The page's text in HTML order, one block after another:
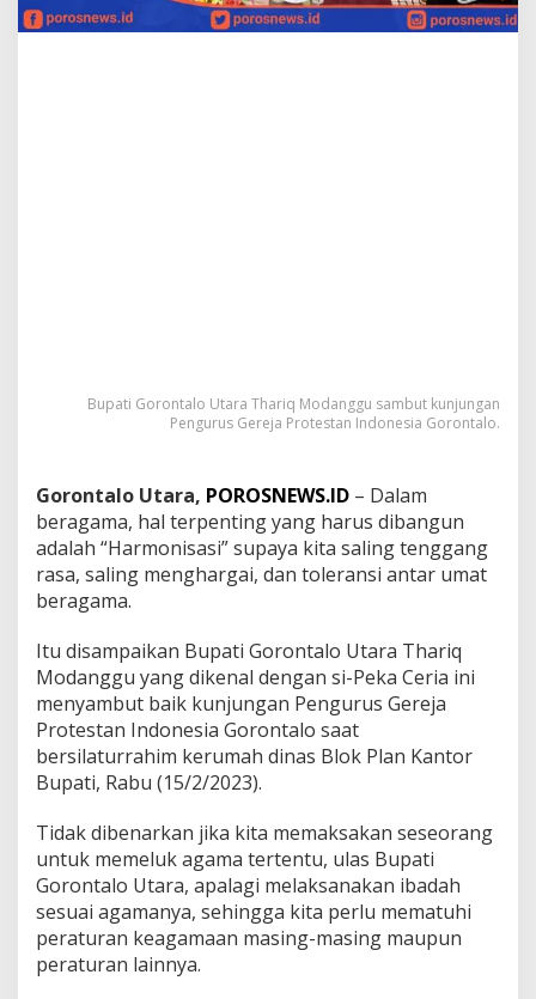
:
B
t
i
M
e
m
b
a
u
n
H
a
r
m
o
s
a
Bupati Gorontalo Utara Thariq Modanggu sambut kunjungan
Pengurus Gereja Protestan Indonesia Gorontalo.
Gorontalo Utara, POROSNEWS.ID – Dalam
beragama, hal terpenting yang harus dibangun
adalah “Harmonisasi” supaya kita saling tenggang
rasa, saling menghargai, dan toleransi antar umat
beragama.
Itu disampaikan Bupati Gorontalo Utara Thariq
Modanggu yang dikenal dengan si-Peka Ceria ini
menyambut baik kunjungan Pengurus Gereja
Protestan Indonesia Gorontalo saat
bersilaturrahim kerumah dinas Blok Plan Kantor
Bupati, Rabu (15/2/2023).
Tidak dibenarkan jika kita memaksakan seseorang
untuk memeluk agama tertentu, ulas Bupati
Gorontalo Utara, apalagi melaksanakan ibadah
sesuai agamanya, sehingga kita perlu mematuhi
peraturan keagamaan masing-masing maupun
peraturan lainnya.